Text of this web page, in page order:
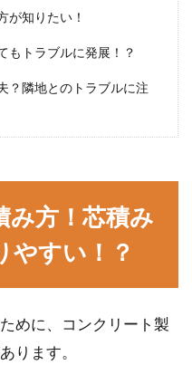
で書くことはできますか。普段
な書き方で記入するため
住所を書ける方はどれくらいい
。住所の書き方ひとつで、相手
書くときの書き方につ
が知りたい！
もトラブルに発展！？
？隣地とのトラブルに注
み方！芯積み
やすい！？
めに、コンクリート製
ります。